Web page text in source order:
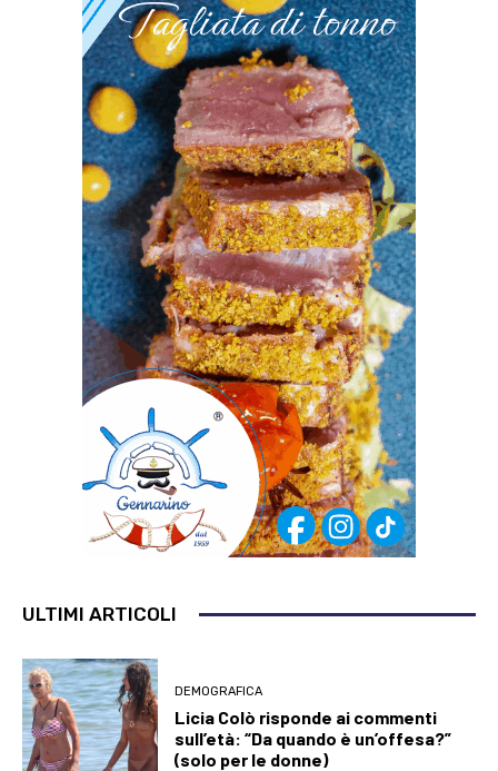
ULTIMI ARTICOLI
DEMOGRAFICA
Licia Colò risponde ai commenti
sull’età: “Da quando è un’offesa?”
(solo per le donne)